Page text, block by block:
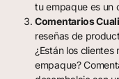
tu empaque es un
Comentarios
reseñas de
¿Están los
empaque?